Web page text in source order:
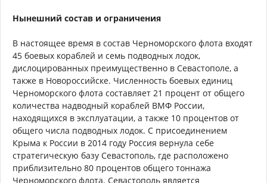
Нынешний состав и ограничения
В настоящее время в состав Черноморского флота входят
45 боевых кораблей и семь подводных лодок,
дислоцированных преимущественно в Севастополе, а
также в Новороссийске. Численность боевых единиц
Черноморского флота составляет 21 процент от общего
количества надводный кораблей ВМФ России,
находящихся в эксплуатации, а также 10 процентов от
общего числа подводных лодок. С присоединением
Крыма к России в 2014 году Россия вернула себе
стратегическую базу Севастополь, где расположено
приблизительно 80 процентов общего тоннажа
Черноморского флота. Севастополь является